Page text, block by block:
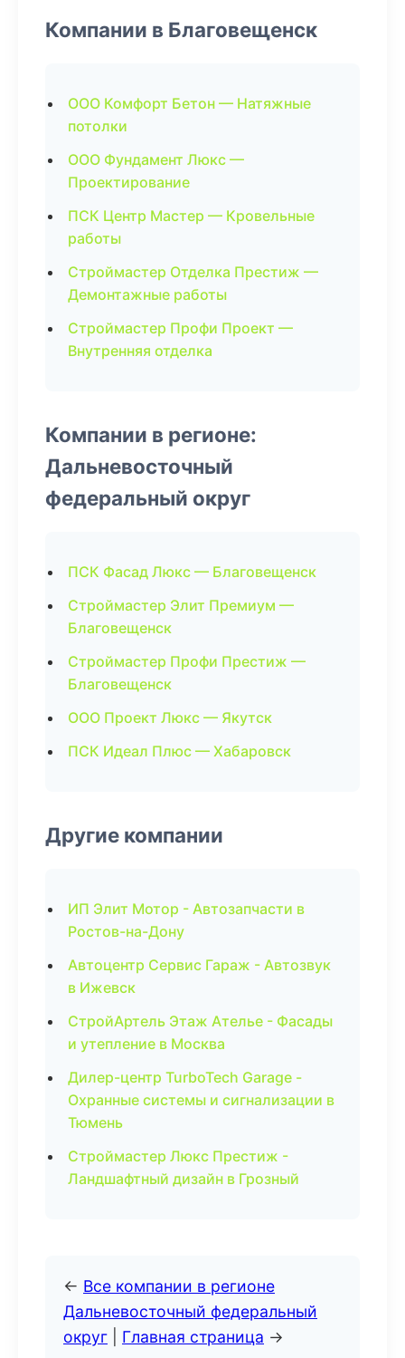
Компании в Благовещенск
ООО Комфорт Бетон — Натяжные
потолки
ООО Фундамент Люкс —
Проектирование
ПСК Центр Мастер — Кровельные
работы
Строймастер Отделка Престиж —
Демонтажные работы
Строймастер Профи Проект —
Внутренняя отделка
Компании в регионе:
Дальневосточный
федеральный округ
ПСК Фасад Люкс — Благовещенск
Строймастер Элит Премиум —
Благовещенск
Строймастер Профи Престиж —
Благовещенск
ООО Проект Люкс — Якутск
ПСК Идеал Плюс — Хабаровск
Другие компании
ИП Элит Мотор - Автозапчасти в
Ростов-на-Дону
Автоцентр Сервис Гараж - Автозвук
в Ижевск
СтройАртель Этаж Ателье - Фасады
и утепление в Москва
Дилер-центр TurboTech Garage -
Охранные системы и сигнализации в
Тюмень
Строймастер Люкс Престиж -
Ландшафтный дизайн в Грозный
← Все компании в регионе
Дальневосточный федеральный
округ
Главная страница →